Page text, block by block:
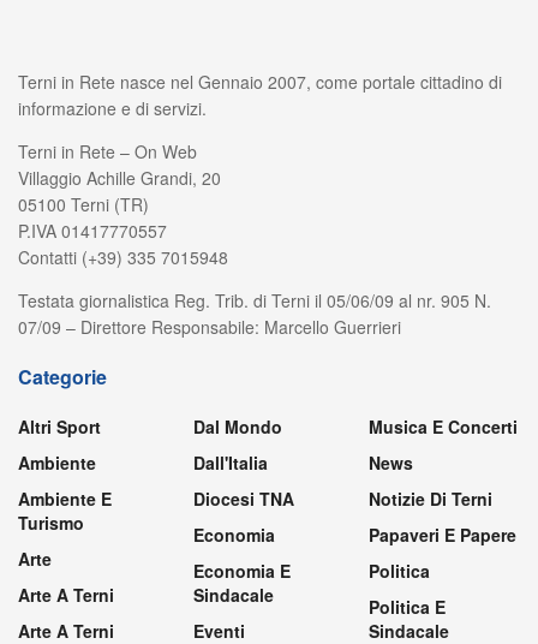
Terni in Rete nasce nel Gennaio 2007, come portale cittadino di
informazione e di servizi.
Terni in Rete – On Web
Villaggio Achille Grandi, 20
05100 Terni (TR)
P.IVA 01417770557
Contatti (+39) 335 7015948
Testata giornalistica Reg. Trib. di Terni il 05/06/09 al nr. 905 N.
07/09 – Direttore Responsabile: Marcello Guerrieri
Categorie
Altri Sport
Ambiente
Ambiente E
Turismo
Arte
Arte A Terni
Arte A Terni
Dal Mondo
Dall'Italia
Diocesi TNA
Economia
Economia E
Sindacale
Eventi
Musica E Concerti
News
Notizie Di Terni
Papaveri E Papere
Politica
Politica E
Sindacale